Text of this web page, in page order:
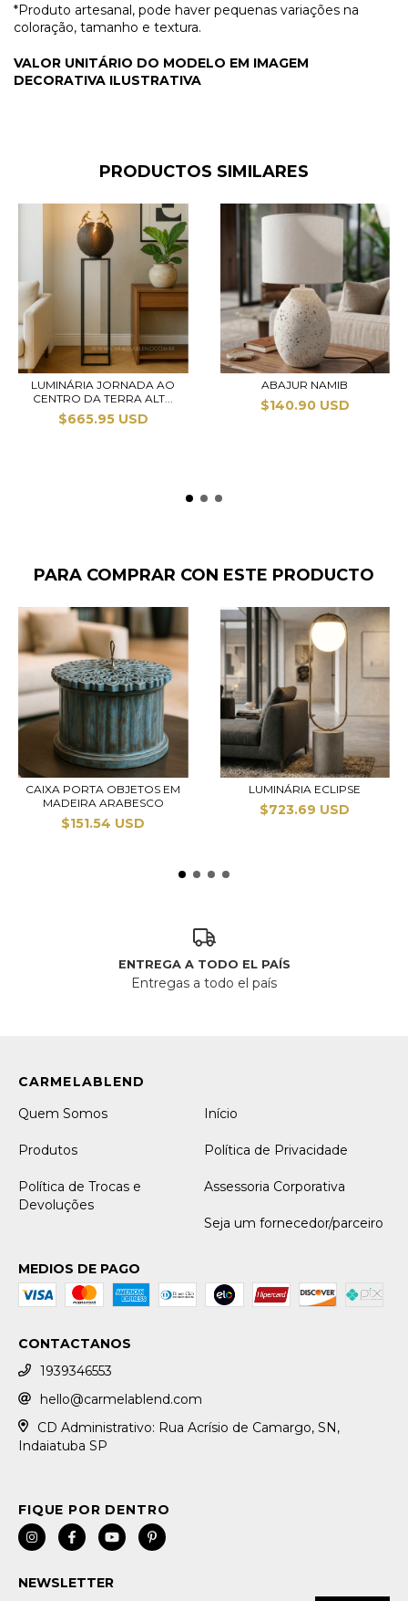
*Produto artesanal, pode haver pequenas variações na
coloração, tamanho e textura.
VALOR UNITÁRIO DO MODELO EM IMAGEM
DECORATIVA ILUSTRATIVA
PRODUCTOS SIMILARES
LUMINÁRIA JORNADA AO
CENTRO DA TERRA ALT...
$665.95 USD
ABAJUR NAMIB
$140.90 USD
PARA COMPRAR CON ESTE PRODUCTO
CAIXA PORTA OBJETOS EM
MADEIRA ARABESCO
$151.54 USD
LUMINÁRIA ECLIPSE
$723.69 USD
ENTREGA A TODO EL PAÍS
Entregas a todo el país
Quem Somos Início
Produtos Política de Privacidade
Política de Trocas e
Devoluções
Assessoria Corporativa
Seja um fornecedor/parceiro
MEDIOS DE PAGO
CONTACTANOS
1939346553
hello@carmelablend.com
CD Administrativo: Rua Acrísio de Camargo, SN,
Indaiatuba SP
NEWSLETTER